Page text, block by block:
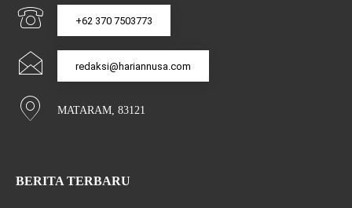
+62 370 7503773
redaksi@hariannusa.com
MATARAM, 83121
BERITA TERBARU